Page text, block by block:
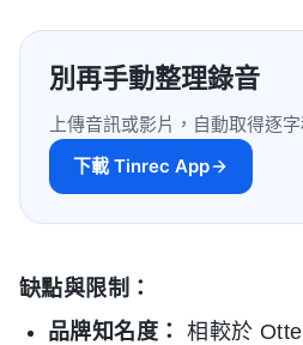
別再手動整理錄音
上傳音訊或影片，自動取得逐
下載 Tinrec App
缺點與限制：
品牌知名度：
相較於